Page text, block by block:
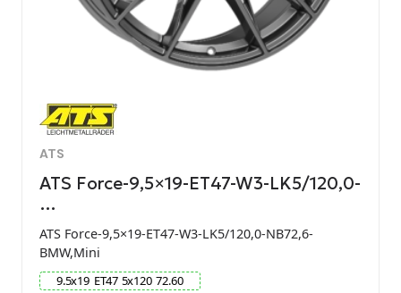
ATS
ATS Force-9,5×19-ET47-W3-LK5/120,0-
…
ATS Force-9,5×19-ET47-W3-LK5/120,0-NB72,6-
BMW,Mini
9.5x19 ET47 5x120 72.60